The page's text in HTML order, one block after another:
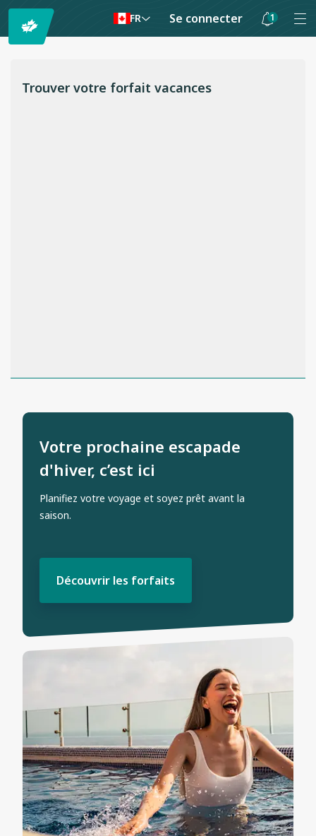
FR Se connecter 1
Les
Trouver votre forfait vacances
Votre prochaine escapade
d'hiver, c’est ici
Planifiez votre voyage et soyez prêt avant la
saison.
Découvrir les forfaits